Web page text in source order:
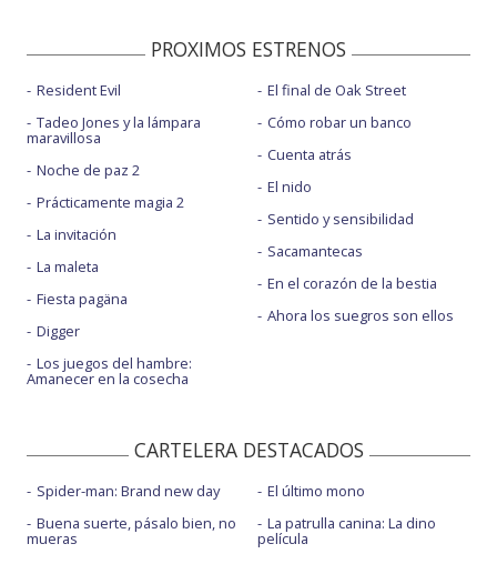
PROXIMOS ESTRENOS
Resident Evil
Tadeo Jones y la lámpara
maravillosa
Noche de paz 2
Prácticamente magia 2
La invitación
La maleta
Fiesta pagäna
Digger
Los juegos del hambre:
Amanecer en la cosecha
El final de Oak Street
Cómo robar un banco
Cuenta atrás
El nido
Sentido y sensibilidad
Sacamantecas
En el corazón de la bestia
Ahora los suegros son ellos
CARTELERA DESTACADOS
Spider-man: Brand new day
Buena suerte, pásalo bien, no
mueras
El último mono
La patrulla canina: La dino
película